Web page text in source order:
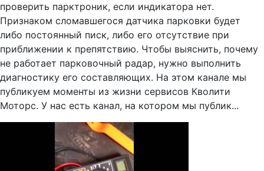
проверить парктроник, если индикатора нет.
Признаком сломавшегося датчика парковки будет
либо постоянный писк, либо его отсутствие при
приближении к препятствию. Чтобы выяснить, почему
не работает парковочный радар, нужно выполнить
диагностику его составляющих. На этом канале мы
публикуем моменты из жизни сервисов Кволити
Моторс. У нас есть канал, на котором мы публик...